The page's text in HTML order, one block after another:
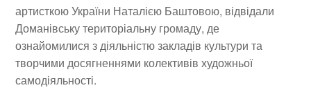
артисткою України Наталією Баштовою, відвідали
Доманівську територіальну громаду, де
ознайомилися з діяльністю закладів культури та
творчими досягненнями колективів художньої
самодіяльності.